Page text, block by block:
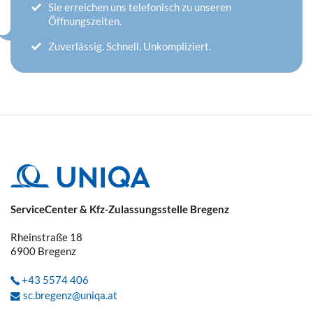
Sie erreichen uns telefonisch zu unseren
Öffnungszeiten.
Zuverlässig. Schnell. Unkompliziert.
ServiceCenter & Kfz-Zulassungsstelle Bregenz
Rheinstraße 18
6900 Bregenz
+43 5574 406
sc.bregenz@uniqa.at